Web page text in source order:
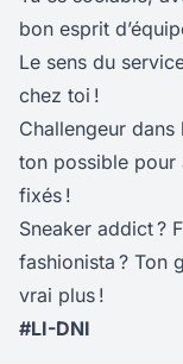
bon esprit
Le sens du
chez toi !
Challengeur dans
ton possible pour
fixés !
Sneaker addict ?
fashionista ? Ton
vrai plus !
#LI-DNI